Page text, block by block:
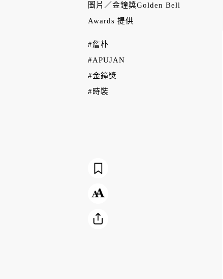
圖片／金鐘獎Golden Bell
Awards 提供
#詹朴
#APUJAN
#金鐘獎
#時裝